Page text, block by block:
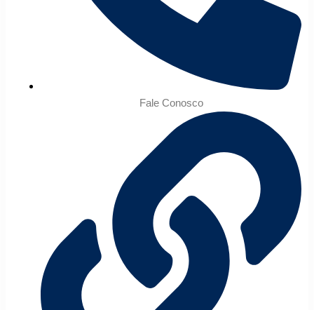
Fale Conosco